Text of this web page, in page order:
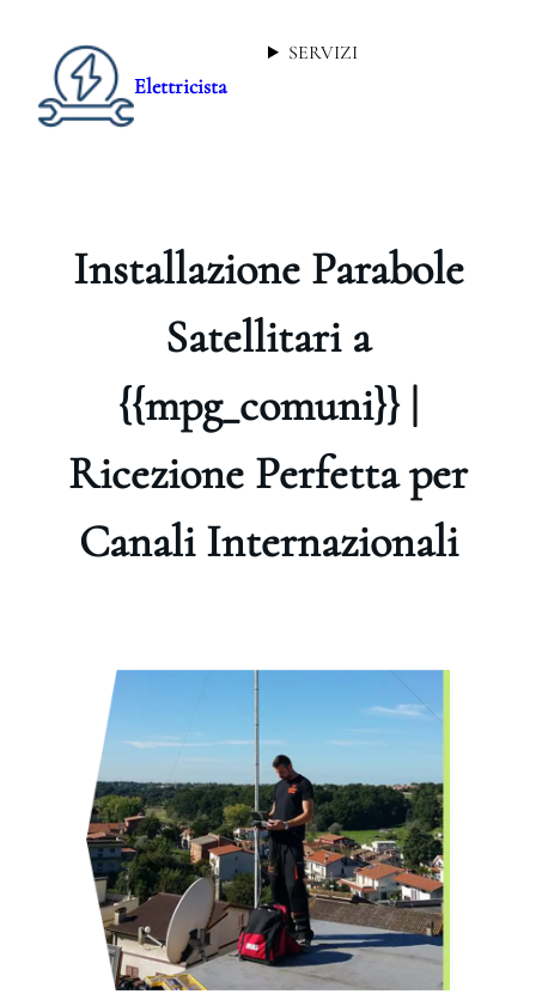
Elettricista
SERVIZI
Installazione Parabole
Satellitari a
{{mpg_comuni}} |
Ricezione Perfetta per
Canali Internazionali